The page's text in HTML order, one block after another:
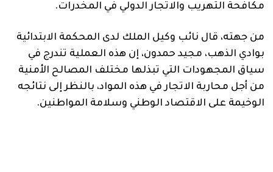
مكافحة التهريب والاتجار الدولي في المخدرات.
من جهته، قال نائب وكيل الملك لدى المحكمة الابتدائية
بوادي الذهب، مجيد حمدون، إن هذه العملية تندرج في
سياق المجهودات التي تبذلها مختلف المصالح الأمنية
من أجل محاربة الاتجار في هذه المواد، بالنظر إلى نتائجه
الوخيمة على الاقتصاد الوطني وسلامة المواطنين.